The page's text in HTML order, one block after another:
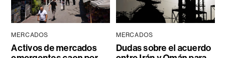
MERCADOS
Activos de mercados
MERCADOS
Dudas sobre el acuerdo